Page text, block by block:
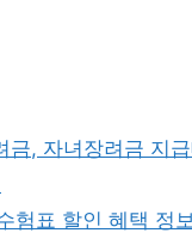
금, 자녀장려금 지
험표 할인 혜택 정